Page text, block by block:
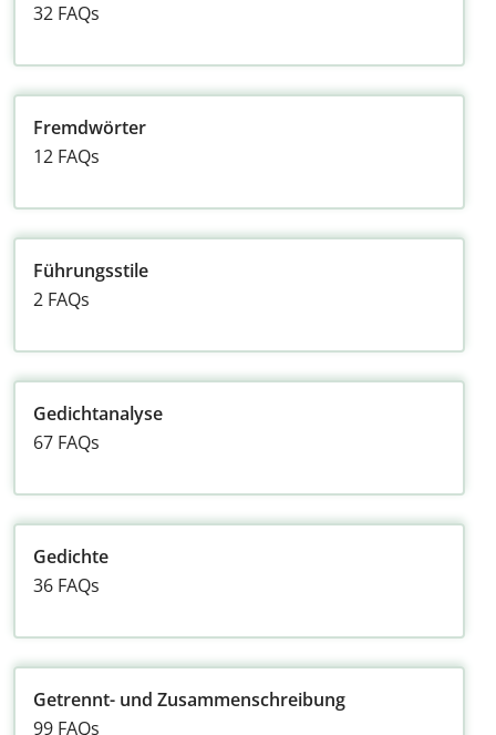
32 FAQs
Fremdwörter
12 FAQs
Führungsstile
2 FAQs
Gedichtanalyse
67 FAQs
Gedichte
36 FAQs
Getrennt- und Zusammenschreibung
99 FAQs